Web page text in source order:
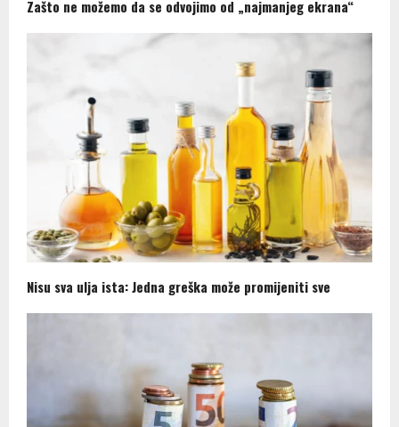
Zašto ne možemo da se odvojimo od „najmanjeg ekrana“
Nisu sva ulja ista: Jedna greška može promijeniti sve